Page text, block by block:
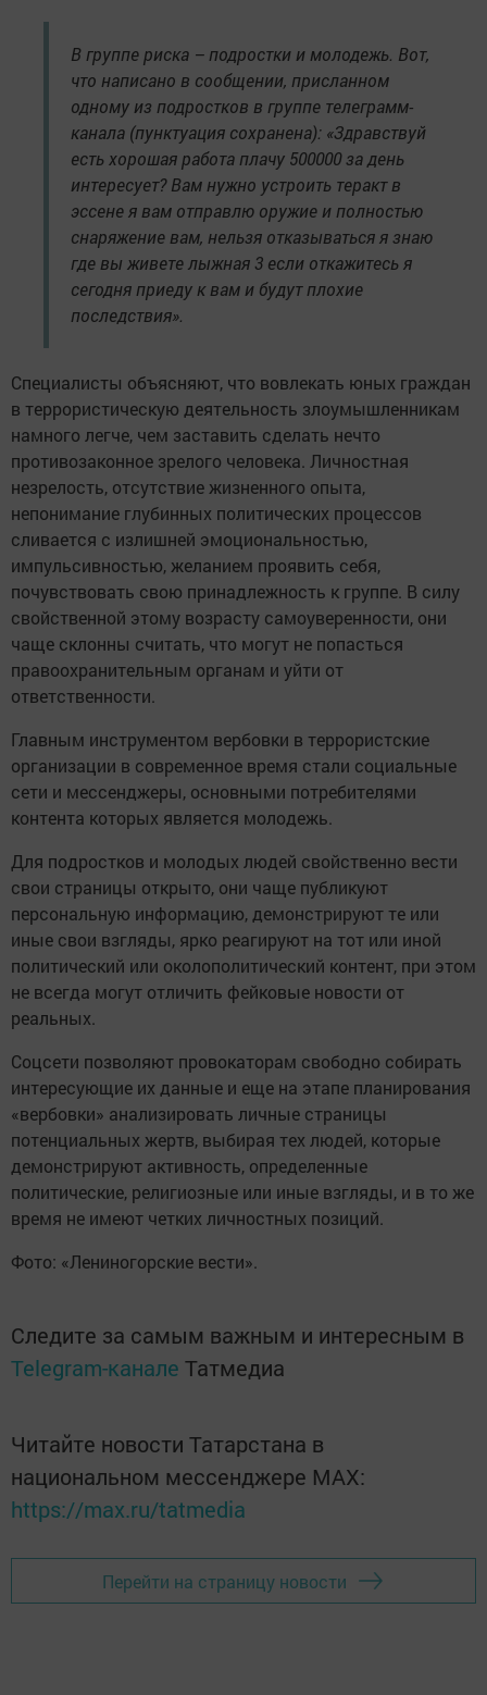
В группе риска – подростки и молодежь. Вот,
что написано в сообщении, присланном
одному из подростков в группе телеграмм-
канала (пунктуация сохранена): «Здравствуй
есть хорошая работа плачу 500000 за день
интересует? Вам нужно устроить теракт в
эссене я вам отправлю оружие и полностью
снаряжение вам, нельзя отказываться я знаю
где вы живете лыжная 3 если откажитесь я
сегодня приеду к вам и будут плохие
последствия».
Специалисты объясняют, что вовлекать юных граждан
в террористическую деятельность злоумышленникам
намного легче, чем заставить сделать нечто
противозаконное зрелого человека. Личностная
незрелость, отсутствие жизненного опыта,
непонимание глубинных политических процессов
сливается с излишней эмоциональностью,
импульсивностью, желанием проявить себя,
почувствовать свою принадлежность к группе. В силу
свойственной этому возрасту самоуверенности, они
чаще склонны считать, что могут не попасться
правоохранительным органам и уйти от
ответственности.
Главным инструментом вербовки в террористские
организации в современное время стали социальные
сети и мессенджеры, основными потребителями
контента которых является молодежь.
Для подростков и молодых людей свойственно вести
свои страницы открыто, они чаще публикуют
персональную информацию, демонстрируют те или
иные свои взгляды, ярко реагируют на тот или иной
политический или околополитический контент, при этом
не всегда могут отличить фейковые новости от
реальных.
Соцсети позволяют провокаторам свободно собирать
интересующие их данные и еще на этапе планирования
«вербовки» анализировать личные страницы
потенциальных жертв, выбирая тех людей, которые
демонстрируют активность, определенные
политические, религиозные или иные взгляды, и в то же
время не имеют четких личностных позиций.
Фото: «Лениногорские вести».
Следите за самым важным и интересным в
Telegram-канале Татмедиа
Читайте новости Татарстана в
национальном мессенджере MАХ:
https://max.ru/tatmedia
Перейти на страницу новости